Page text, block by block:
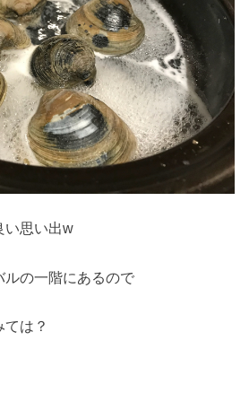
い思い出w
ルの一階にあるので
は？